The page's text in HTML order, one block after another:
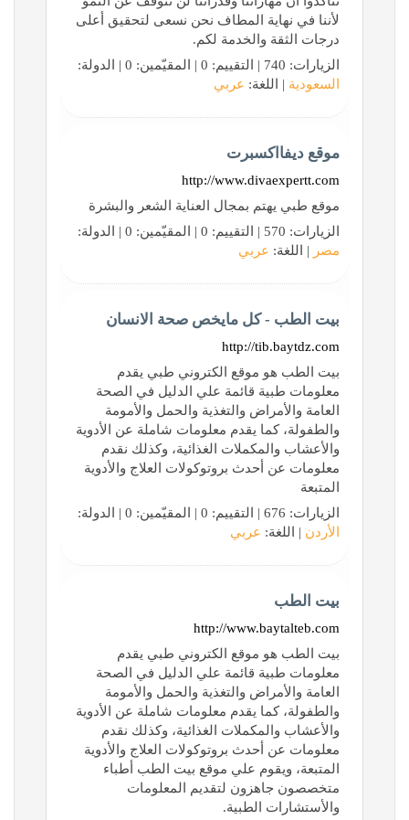
لأننا في نهاية المطاف نحن نسعى لتحقيق أعلى
درجات الثقة والخدمة لكم.
الزيارات: 740 | التقييم: 0 | المقيّمين: 0 | الدولة:
السعودية | اللغة: عربي
موقع ديفااكسبرت
http://www.divaexpertt.com
موقع طبي يهتم بمجال العناية الشعر والبشرة
الزيارات: 570 | التقييم: 0 | المقيّمين: 0 | الدولة:
مصر | اللغة: عربي
بيت الطب - كل مايخص صحة الانسان
http://tib.baytdz.com
بيت الطب هو موقع الكتروني طبي يقدم
معلومات طبية قائمة علي الدليل في الصحة
العامة والأمراض والتغذية والحمل والأمومة
والطفولة، كما يقدم معلومات شاملة عن الأدوية
والأعشاب والمكملات الغذائية، وكذلك نقدم
معلومات عن أحدث بروتوكولات العلاج والأدوية
المتبعة
الزيارات: 676 | التقييم: 0 | المقيّمين: 0 | الدولة:
الأردن | اللغة: عربي
بيت الطب
http://www.baytalteb.com
بيت الطب هو موقع الكتروني طبي يقدم
معلومات طبية قائمة علي الدليل في الصحة
العامة والأمراض والتغذية والحمل والأمومة
والطفولة، كما يقدم معلومات شاملة عن الأدوية
والأعشاب والمكملات الغذائية، وكذلك نقدم
معلومات عن أحدث بروتوكولات العلاج والأدوية
المتبعة، ويقوم علي موقع بيت الطب أطباء
متخصصون جاهزون لتقديم المعلومات
والأستشارات الطبية.